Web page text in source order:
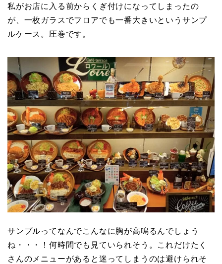
私がお店に入る前からくぎ付けになってしまったの
が、一枚ガラスでフロアでも一番大きいというサンプ
ルケース。圧巻です。
サンプルってなんでこんなに胸が高鳴るんでしょう
ね・・・！何時間でも見ていられそう。これだけたく
さんのメニューがあると迷ってしまうのは避けられそ